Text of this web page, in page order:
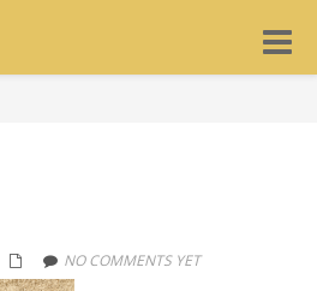
Toggle
NO COMMENTS YET